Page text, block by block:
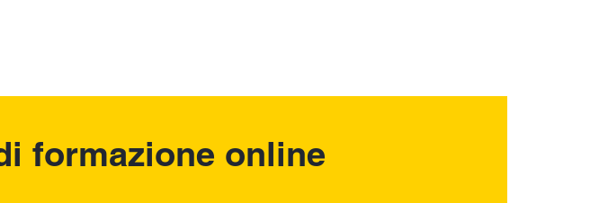
formazione online